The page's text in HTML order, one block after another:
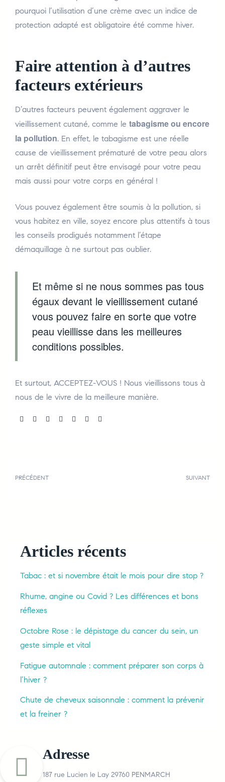
pourquoi l’utilisation d’une crème avec un indice de
protection adapté est obligatoire été comme hiver.
Faire attention à d’autres
facteurs extérieurs
D’autres facteurs peuvent également aggraver le
vieillissement cutané, comme le tabagisme ou encore
la pollution. En effet, le tabagisme est une réelle
cause de vieillissement prématuré de votre peau alors
un arrêt définitif peut être envisagé pour votre peau
mais aussi pour votre corps en général !
Vous pouvez également être soumis à la pollution, si
vous habitez en ville, soyez encore plus attentifs à tous
les conseils prodigués notamment l’étape
démaquillage à ne surtout pas oublier.
Et même si ne nous sommes pas tous
égaux devant le vieillissement cutané
vous pouvez faire en sorte que votre
peau vieillisse dans les meilleures
conditions possibles.
Et surtout, ACCEPTEZ-VOUS ! Nous vieillissons tous à
nous de le vivre de la meilleure manière.
PRÉCÉDENT SUIVANT
Articles récents
Tabac : et si novembre était le mois pour dire stop ?
Rhume, angine ou Covid ? Les différences et bons
réflexes
Octobre Rose : le dépistage du cancer du sein, un
geste simple et vital
Fatigue automnale : comment préparer son corps à
l’hiver ?
Chute de cheveux saisonnale : comment la prévenir
et la freiner ?
Adresse
187 rue Lucien le Lay 29760 PENMARCH